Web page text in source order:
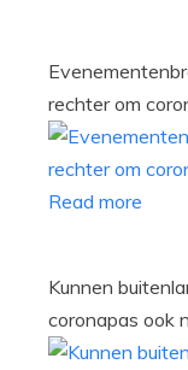
rechter om
Read more
Kunnen
coronapas ook